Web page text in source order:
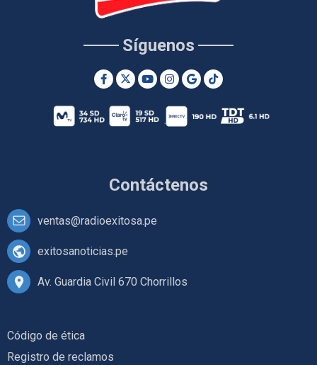
Contáctenos
ventas@radioexitosa.pe
exitosanoticias.pe
Av. Guardia Civil 670 Chorrillos
Síguenos
Código de ética
Registro de reclamos